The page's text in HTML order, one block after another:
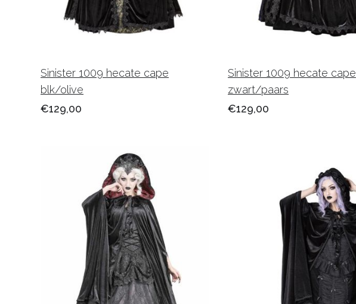
Sinister 1009 hecate cape
blk/olive
€129,00
Sinister 1009 hecate cape
zwart/paars
€129,00